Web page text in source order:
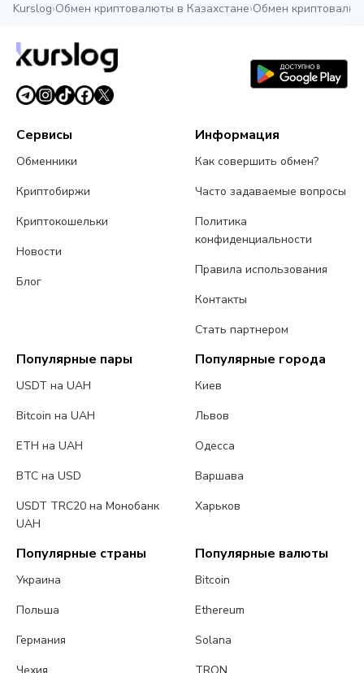
Kurslog›Обмен криптовалюты в Казахстане›Обмен
Сервисы
Обменники
Криптобиржи
Криптокошельки
Новости
Блог
Информация
Как совершить обмен?
Часто задаваемые вопросы
Политика
конфиденциальности
Правила использования
Контакты
Стать партнером
Популярные пары
USDT на UAH
Bitcoin на UAH
ETH на UAH
BTC на USD
USDT TRC20 на Монобанк
UAH
Популярные города
Киев
Львов
Одесса
Варшава
Харьков
Популярные страны
Украина
Польша
Германия
Популярные валюты
Bitcoin
Ethereum
Solana